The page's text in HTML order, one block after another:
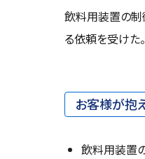
飲料用装置の制
る依頼を受けた。
お客様が抱
飲料用装置